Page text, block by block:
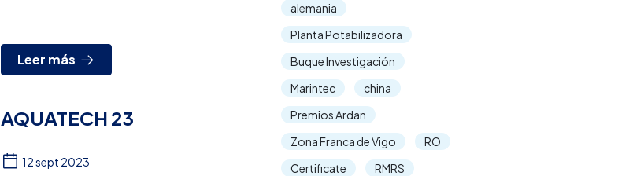
alemania
Planta Potabilizadora
Buque Investigación
Marintec
china
Premios Ardan
Zona Franca de Vigo
RO
Certificate
RMRS
Leer más
AQUATECH 23
12 sept 2023